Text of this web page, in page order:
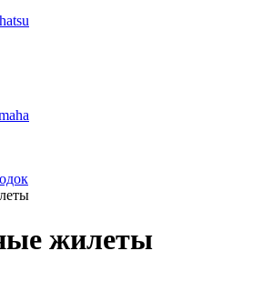
жилеты